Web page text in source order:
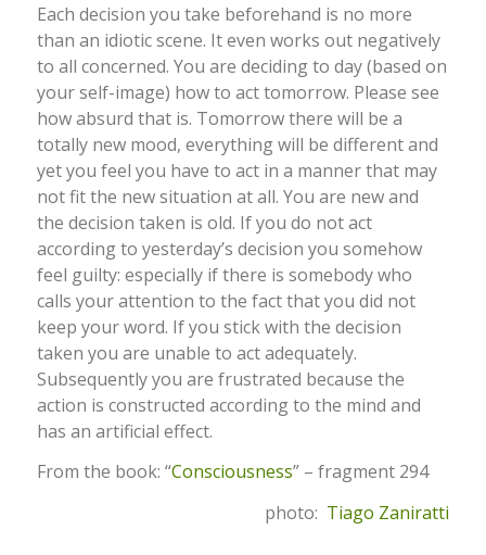
Each decision you take beforehand is no more
than an idiotic scene. It even works out negatively
to all concerned. You are deciding to day (based on
your self-image) how to act tomorrow. Please see
how absurd that is. Tomorrow there will be a
totally new mood, everything will be different and
yet you feel you have to act in a manner that may
not fit the new situation at all. You are new and
the decision taken is old. If you do not act
according to yesterday’s decision you somehow
feel guilty: especially if there is somebody who
calls your attention to the fact that you did not
keep your word. If you stick with the decision
taken you are unable to act adequately.
Subsequently you are frustrated because the
action is constructed according to the mind and
has an artificial effect.
From the book: “Consciousness” – fragment 294
photo: Tiago Zaniratti